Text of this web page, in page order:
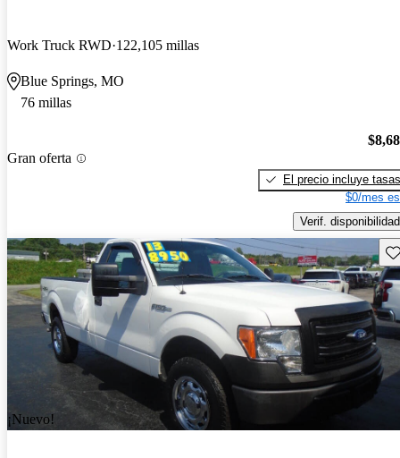
Work Truck RWD 122,105 millas
Blue Springs, MO
76 millas
Gran oferta
El precio incluye tasas
$0/mes
Verif. disponibilidad
¡Nuevo!